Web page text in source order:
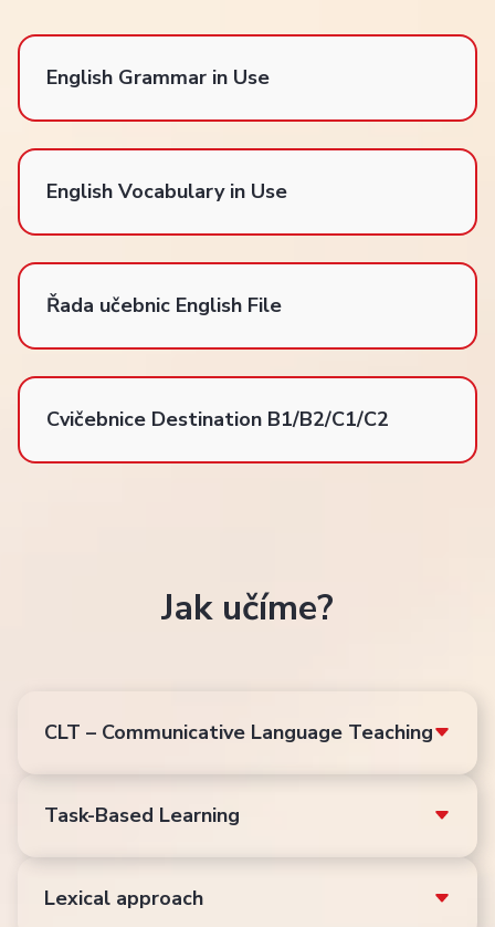
English Grammar in Use
English Vocabulary in Use
Řada učebnic English File
Cvičebnice Destination B1/B2/C1/C2
Jak učíme?
CLT – Communicative Language Teaching
Task-Based Learning
Lexical approach